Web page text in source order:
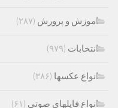
اموزش و پرورش (۲۸۷)
انتخابات (۹۷۹)
انواع عکسها (۳۸۶)
انواع فایلهای صوتی (۶۱)